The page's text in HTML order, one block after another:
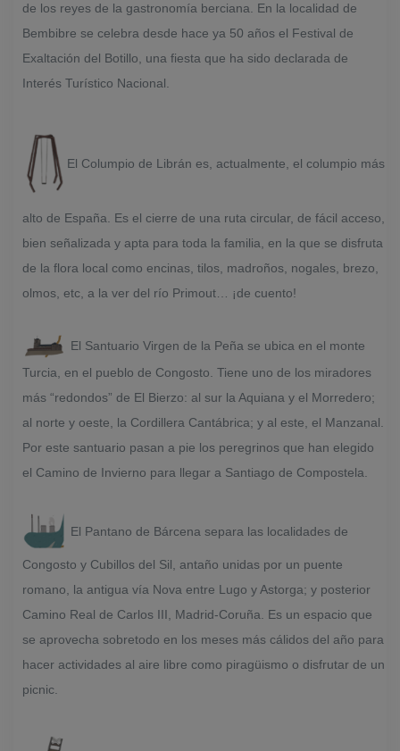
de los reyes de la gastronomía berciana. En la localidad de
Bembibre se celebra desde hace ya 50 años el Festival de
Exaltación del Botillo, una fiesta que ha sido declarada de
Interés Turístico Nacional.
El Columpio de Librán es, actualmente, el columpio más
alto de España. Es el cierre de una ruta circular, de fácil acceso,
bien señalizada y apta para toda la familia, en la que se disfruta
de la flora local como encinas, tilos, madroños, nogales, brezo,
olmos, etc, a la ver del río Primout… ¡de cuento!
El Santuario Virgen de la Peña se ubica en el monte
Turcia, en el pueblo de Congosto. Tiene uno de los miradores
más “redondos” de El Bierzo: al sur la Aquiana y el Morredero;
al norte y oeste, la Cordillera Cantábrica; y al este, el Manzanal.
Por este santuario pasan a pie los peregrinos que han elegido
el Camino de Invierno para llegar a Santiago de Compostela.
El Pantano de Bárcena separa las localidades de
Congosto y Cubillos del Sil, antaño unidas por un puente
romano, la antigua vía Nova entre Lugo y Astorga; y posterior
Camino Real de Carlos III, Madrid-Coruña. Es un espacio que
se aprovecha sobretodo en los meses más cálidos del año para
hacer actividades al aire libre como piragüismo o disfrutar de un
picnic.